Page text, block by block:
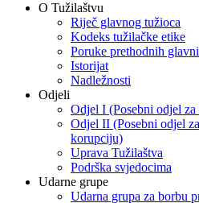
O Tužilaštvu
Riječ glavnog tužioca
Kodeks tužilačke etike
Poruke prethodnih
Istorijat
Nadležnosti
Odjeli
Odjel I (Posebni odjel za
Odjel II (Posebni odjel
korupciju)
Uprava Tužilaštva
Podrška svjedocima
Udarne grupe
Udarna grupa za borbu